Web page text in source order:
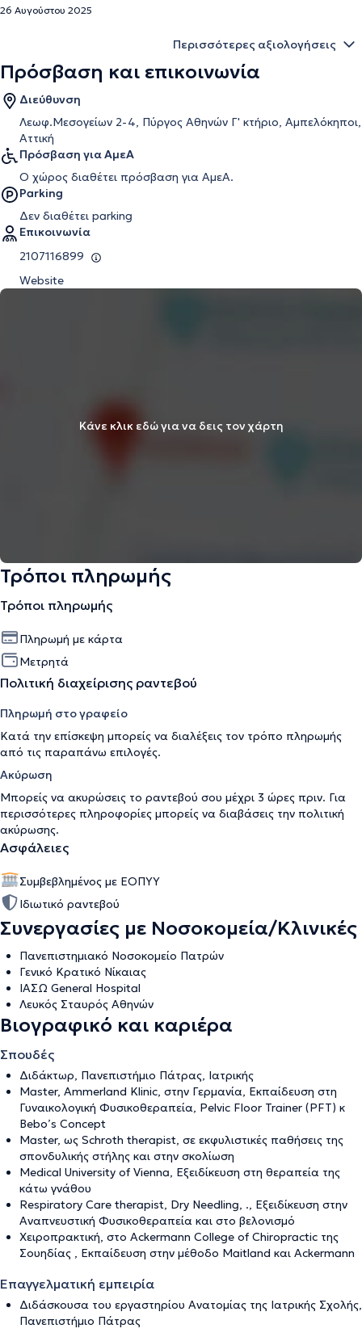
26 Αυγούστου 2025
Περισσότερες αξιολογήσεις
Πρόσβαση και επικοινωνία
Διεύθυνση
Λεωφ.Μεσογείων 2-4, Πύργος Αθηνών Γ' κτήριο, Αμπελόκηποι,
Αττική
Πρόσβαση για ΑμεΑ
Ο χώρος διαθέτει πρόσβαση για ΑμεΑ.
Parking
Δεν διαθέτει parking
Επικοινωνία
2107116899
Website
Κάνε κλικ εδώ για να δεις τον χάρτη
Τρόποι πληρωμής
Τρόποι πληρωμής
Πληρωμή με κάρτα
Μετρητά
Πολιτική διαχείρισης ραντεβού
Πληρωμή στο γραφείο
Κατά την επίσκεψη μπορείς να διαλέξεις τον τρόπο πληρωμής
από τις παραπάνω επιλογές.
Ακύρωση
Μπορείς να ακυρώσεις το ραντεβού σου μέχρι 3 ώρες πριν. Για
περισσότερες πληροφορίες μπορείς να διαβάσεις την πολιτική
ακύρωσης.
Ασφάλειες
Συμβεβλημένος με ΕΟΠΥΥ
Ιδιωτικό ραντεβού
Συνεργασίες με Νοσοκομεία/Κλινικές
Πανεπιστημιακό Νοσοκομείο Πατρών
Γενικό Κρατικό Νίκαιας
ΙΑΣΩ General Hospital
Λευκός Σταυρός Αθηνών
Βιογραφικό και καριέρα
Σπουδές
Διδάκτωρ, Πανεπιστήμιο Πάτρας, Ιατρικής
Master, Ammerland Klinic, στην Γερμανία, Εκπαίδευση στη
Γυναικολογική Φυσικοθεραπεία, Pelvic Floor Trainer (PFT) κ
Bebo’s Concept
Master, ως Schroth therapist, σε εκφυλιστικές παθήσεις της
σπονδυλικής στήλης και στην σκολίωση
Medical University of Vienna, Εξειδίκευση στη θεραπεία της
κάτω γνάθου
Respiratory Care therapist, Dry Needling, ., Εξειδίκευση στην
Αναπνευστική Φυσικοθεραπεία και στο βελονισμό
Χειροπρακτική, στο Ackermann College of Chiropractic της
Σουηδίας , Εκπαίδευση στην μέθοδο Maitland και Ackermann
Επαγγελματική εμπειρία
Διδάσκουσα του εργαστηρίου Ανατομίας της Ιατρικής Σχολής,
Πανεπιστήμιο Πάτρας